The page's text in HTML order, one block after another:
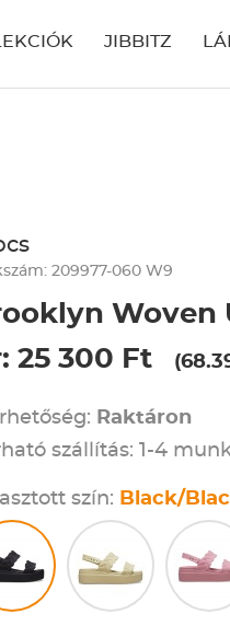
JIBBITZ
209977-060 W9
Woven
25 300 Ft
Raktáron
szállítás: 1-4
szín: Black/